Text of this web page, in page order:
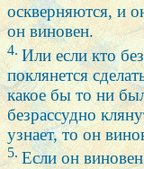
оскверняются, и
он виновен.
4.Или если кто
поклянется
какое бы то ни
безрассудно
узнает, то он
5. Если он